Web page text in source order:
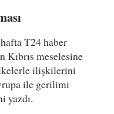
T24 haber
Kıbrıs meselesine
ilişkilerini
ile gerilimi
yazdı.